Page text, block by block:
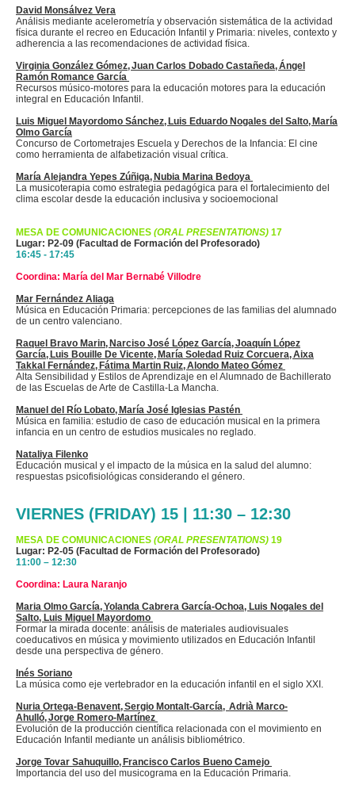
David Monsálvez Vera
Análisis mediante acelerometría y observación sistemática de la actividad
física durante el recreo en Educación Infantil y Primaria: niveles, contexto y
adherencia a las recomendaciones de actividad física.
Virginia González Gómez, Juan Carlos Dobado Castañeda, Ángel
Ramón Romance García
Recursos músico-motores para la educación motores para la educación
integral en Educación Infantil.
Luis Miguel Mayordomo Sánchez, Luis Eduardo Nogales del Salto, María
Olmo García
Concurso de Cortometrajes Escuela y Derechos de la Infancia: El cine
como herramienta de alfabetización visual crítica.
María Alejandra Yepes Zúñiga, Nubia Marina Bedoya
La musicoterapia como estrategia pedagógica para el fortalecimiento del
clima escolar desde la educación inclusiva y socioemocional
MESA DE COMUNICACIONES (ORAL PRESENTATIONS) 17
Lugar: P2-09 (Facultad de Formación del Profesorado)
16:45 - 17:45
Coordina: María del Mar Bernabé Villodre
Mar Fernández Aliaga
Música en Educación Primaria: percepciones de las familias del alumnado
de un centro valenciano.
Raquel Bravo Marin, Narciso José López García, Joaquín López
García, Luis Bouille De Vicente, María Soledad Ruiz Corcuera, Aixa
Takkal Fernández, Fátima Martin Ruiz,Alondo Mateo Gómez
Alta Sensibilidad y Estilos de Aprendizaje en el Alumnado de Bachillerato
de las Escuelas de Arte de Castilla-La Mancha.
Manuel del Río Lobato, María José Iglesias Pastén
Música en familia: estudio de caso de educación musical en la primera
infancia en un centro de estudios musicales no reglado.
Nataliya Filenko
Educación musical y el impacto de la música en la salud del alumno:
respuestas psicofisiológicas considerando el género.
VIERNES (FRIDAY) 15 | 11:30 – 12:30
MESA DE COMUNICACIONES (ORAL PRESENTATIONS) 19
Lugar: P2-05 (Facultad de Formación del Profesorado)
11:00 – 12:30
Coordina: Laura Naranjo
Maria Olmo García, Yolanda Cabrera García-Ochoa, Luis Nogales del
Salto, Luis Miguel Mayordomo
Formar la mirada docente: análisis de materiales audiovisuales
coeducativos en música y movimiento utilizados en Educación Infantil
desde una perspectiva de género.
Inés Soriano
La música como eje vertebrador en la educación infantil en el siglo XXI.
Nuria Ortega-Benavent, Sergio Montalt-García, Adrià Marco-
Ahulló, Jorge Romero-Martínez
Evolución de la producción científica relacionada con el movimiento en
Educación Infantil mediante un análisis bibliométrico.
Jorge Tovar Sahuquillo, Francisco Carlos Bueno Camejo
Importancia del uso del musicograma en la Educación Primaria.